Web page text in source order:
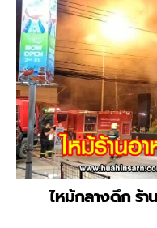
ไหม้กลางดึก ร้